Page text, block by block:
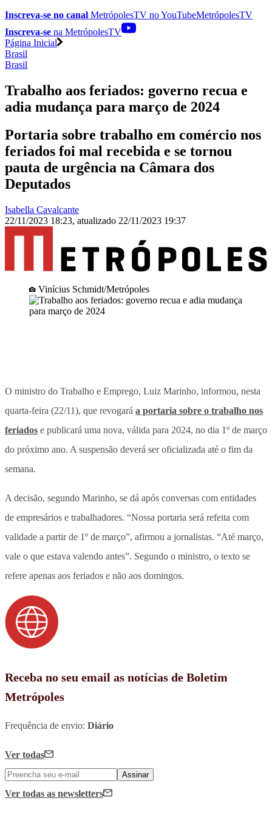
Inscreva-se no canal MetrópolesTV noYouTubeMetrópolesTV
Inscreva-se na MetrópolesTV
Página Inicial
Brasil
Brasil
Trabalho aos feriados: governo recua e
adia mudança para março de 2024
Portaria sobre trabalho em comércio nos
feriados foi mal recebida e se tornou
pauta de urgência na Câmara dos
Deputados
Isabella Cavalcante
22/11/2023 18:23, atualizado 22/11/2023 19:37
Vinícius Schmidt/Metrópoles
O ministro do Trabalho e Emprego, Luiz Marinho, informou, nesta
quarta-feira (22/11), que revogará a portaria sobre o trabalho nos
feriados e publicará uma nova, válida para 2024, no dia 1º de março
do próximo ano. A suspensão deverá ser oficializada até o fim da
semana.
A decisão, segundo Marinho, se dá após conversas com entidades
de empresários e trabalhadores. “Nossa portaria será refeita com
validade a partir de 1º de março”, afirmou a jornalistas. “Até março,
vale o que estava valendo antes”. Segundo o ministro, o texto se
refere apenas aos feriados e não aos domingos.
Receba no seu email as notícias de Boletim
Metrópoles
Frequência de envio: Diário
Ver todas
Assinar
Ver todas as newsletters